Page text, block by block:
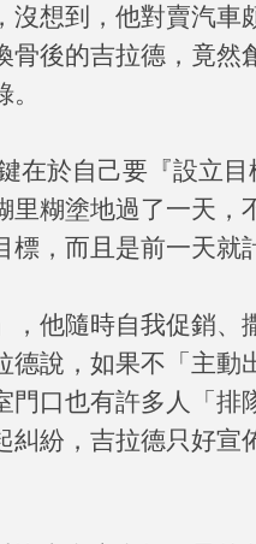
想到，他對賣汽車
後的吉拉德，竟然
在於自己要『設立
糊塗地過了一天，
，而且是前一天就
他隨時自我促銷、
說，如果不「主動
口也有許多人「排
糾紛，吉拉德只好